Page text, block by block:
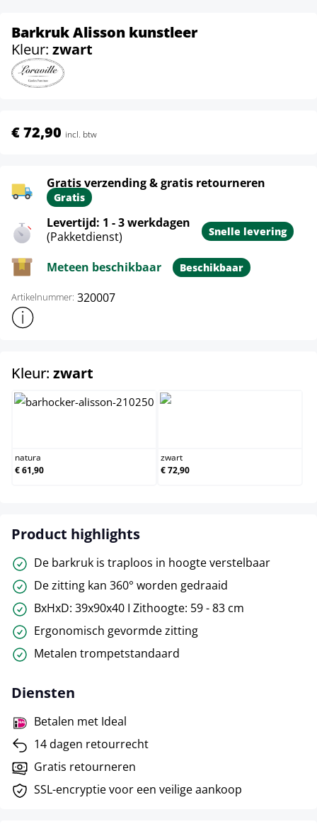
Barkruk Alisson kunstleer
Kleur: zwart
€ 72,90 incl. btw
Gratis verzending & gratis retourneren
Gratis
Levertijd: 1 - 3 werkdagen
(Pakketdienst)
Snelle levering
Meteen beschikbaar Beschikbaar
Artikelnummer: 320007
Toon meer productinformatie
Kleur: zwart
natura
€ 61,90
zwart
€ 72,90
Product highlights
De barkruk is traploos in hoogte verstelbaar
De zitting kan 360° worden gedraaid
BxHxD: 39x90x40 I Zithoogte: 59 - 83 cm
Ergonomisch gevormde zitting
Metalen trompetstandaard
Diensten
Betalen met Ideal
14 dagen retourrecht
Gratis retourneren
SSL-encryptie voor een veilige aankoop